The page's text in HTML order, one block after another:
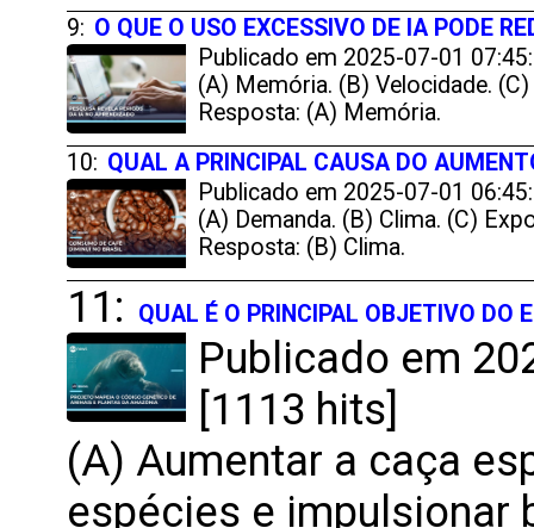
9: O QUE O USO EXCESSIVO DE IA PODE
Publicado em 2025-07-01
(A) Memória. (B) Velocidade.
Resposta: (A) Memória.
10: QUAL A PRINCIPAL CAUSA DO
Publicado em 2025-07-01
(A) Demanda. (B) Clima. (C)
Resposta: (B) Clima.
11: QUAL É O PRINCIPAL OBJETIVO DO
Publicado em
[1113 hits]
(A) Aumentar a caça
espécies e impulsionar